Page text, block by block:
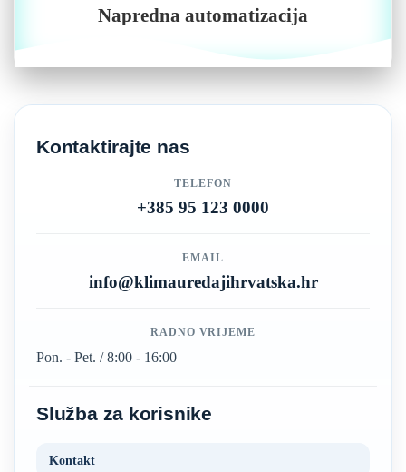
Napredna automatizacija
Kontaktirajte nas
TELEFON
+385 95 123 0000
EMAIL
info@klimauredajihrvatska.hr
RADNO VRIJEME
Pon. - Pet. / 8:00 - 16:00
Služba za korisnike
Kontakt